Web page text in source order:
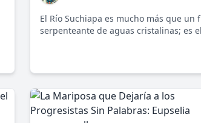
El Río Suchiapa es mucho más que un
serpenteante de aguas cristalinas; es el
y en la flora y fauna que la rodea.